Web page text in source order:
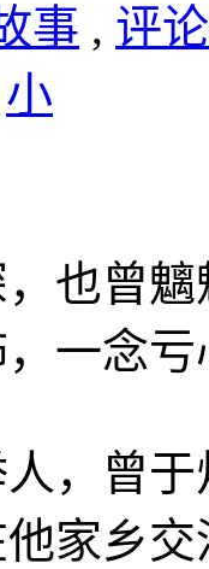
事 , 评
小
也曾
一念
，曾
家乡